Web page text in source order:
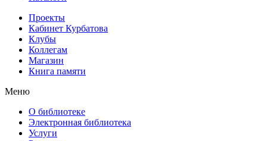
Проекты
Кабинет Курбатова
Клубы
Коллегам
Магазин
Книга памяти
Меню
О библиотеке
Электронная библиотека
Услуги